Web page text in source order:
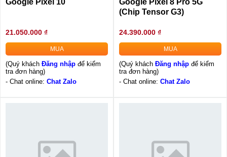
Google Pixel 10
21.050.000 ₫
MUA
(Quý khách Đăng nhập để kiểm
tra đơn hàng)
- Chat online: Chat Zalo
Google Pixel 8 Pro 5G
(Chip Tensor G3)
24.390.000 ₫
MUA
(Quý khách Đăng nhập để kiểm
tra đơn hàng)
- Chat online: Chat Zalo